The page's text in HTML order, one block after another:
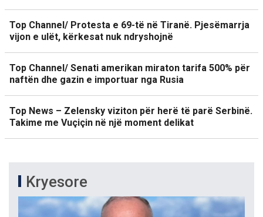
Top Channel/ Protesta e 69-të në Tiranë. Pjesëmarrja
vijon e ulët, kërkesat nuk ndryshojnë
Top Channel/ Senati amerikan miraton tarifa 500% për
naftën dhe gazin e importuar nga Rusia
Top News – Zelensky viziton për herë të parë Serbinë.
Takime me Vuçiçin në një moment delikat
Kryesore